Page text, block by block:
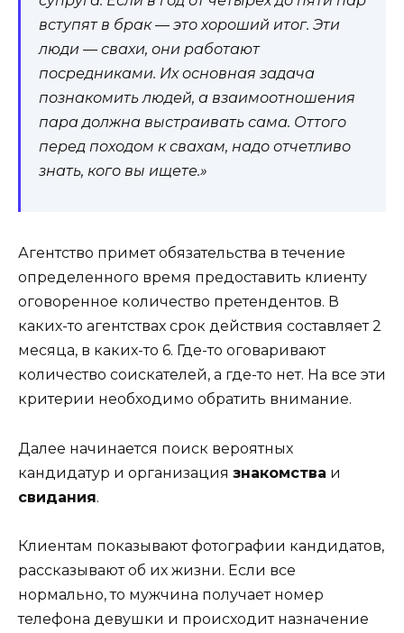
вступят в брак — это хороший итог. Эти
люди — свахи, они работают
посредниками. Их основная задача
познакомить людей, а взаимоотношения
пара должна выстраивать сама. Оттого
перед походом к свахам, надо отчетливо
знать, кого вы ищете.»
Агентство примет обязательства в течение
определенного время предоставить клиенту
оговоренное количество претендентов. В
каких-то агентствах срок действия составляет 2
месяца, в каких-то 6. Где-то оговаривают
количество соискателей, а где-то нет. На все эти
критерии необходимо обратить внимание.
Далее начинается поиск вероятных
кандидатур и организация знакомства и
свидания.
Клиентам показывают фотографии кандидатов,
рассказывают об их жизни. Если все
нормально, то мужчина получает номер
телефона девушки и происходит назначение